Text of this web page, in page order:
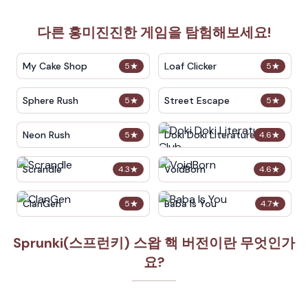
다른 흥미진진한 게임을 탐험해보세요!
5★
My Cake Shop 5★
Loaf Clicker
5★
Sphere Rush 5★
Street Escape
5★
Neon Rush 4.6★
Doki Doki Literature Club
4.3★
Scrandle 4.6★
VoidBorn
5★
ClanGen 4.7★
Baba Is You
Sprunki(스프런키) 스왑 핵 버전이란 무엇인가
요?